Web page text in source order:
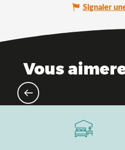
Signaler
Vous